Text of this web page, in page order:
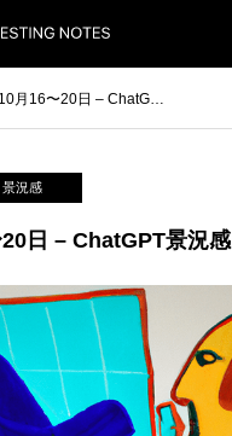
月16〜20日 – ChatG…
景況感
日 – ChatGPT景況感